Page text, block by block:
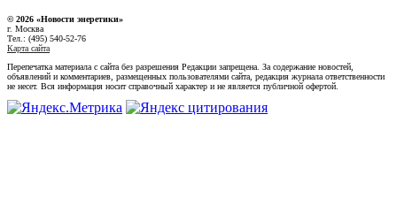
© 2026 «Новости энеретики»
г. Москва
Тел.: (495) 540-52-76
Карта сайта
Перепечатка материала с сайта без разрешения Редакции запрещена. За содержание новостей,
объявлений и комментариев, размещенных пользователями сайта, редакция журнала ответственности
не несет. Вся информация носит справочный характер и не является публичной офертой.